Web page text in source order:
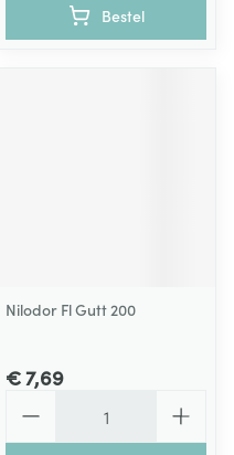
Bestel
Nilodor Fl Gutt 200
€ 7,69